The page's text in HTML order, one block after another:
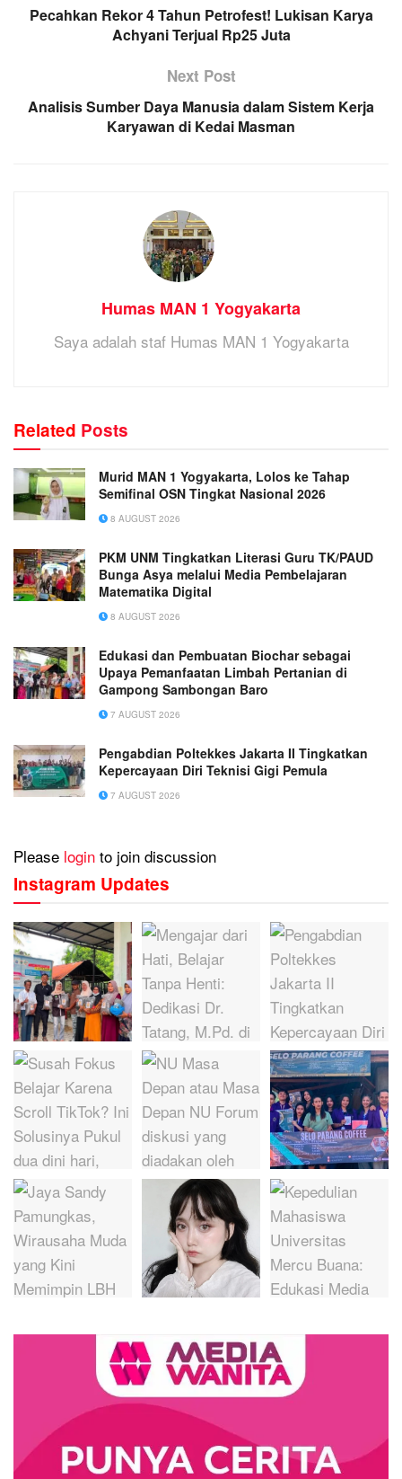
Pecahkan Rekor 4 Tahun Petrofest! Lukisan Karya
Achyani Terjual Rp25 Juta
Next Post
Analisis Sumber Daya Manusia dalam Sistem Kerja
Karyawan di Kedai Masman
Humas MAN 1 Yogyakarta
Saya adalah staf Humas MAN 1 Yogyakarta
Related Posts
Murid MAN 1 Yogyakarta, Lolos ke Tahap
Semifinal OSN Tingkat Nasional 2026
8 AUGUST 2026
PKM UNM Tingkatkan Literasi Guru TK/PAUD
Bunga Asya melalui Media Pembelajaran
Matematika Digital
8 AUGUST 2026
Edukasi dan Pembuatan Biochar sebagai
Upaya Pemanfaatan Limbah Pertanian di
Gampong Sambongan Baro
7 AUGUST 2026
Pengabdian Poltekkes Jakarta II Tingkatkan
Kepercayaan Diri Teknisi Gigi Pemula
7 AUGUST 2026
Please login to join discussion
Instagram Updates